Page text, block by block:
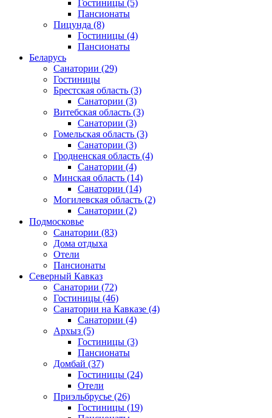
Гостиницы (5)
Пансионаты
Пицунда (8)
Гостиницы (4)
Пансионаты
Беларусь
Санатории (29)
Гостиницы
Брестская область (3)
Санатории (3)
Витебская область (3)
Санатории (3)
Гомельская область (3)
Санатории (3)
Гродненская область (4)
Санатории (4)
Минская область (14)
Санатории (14)
Могилевская область (2)
Санатории (2)
Подмосковье
Санатории (83)
Дома отдыха
Отели
Пансионаты
Северный Кавказ
Санатории (72)
Гостиницы (46)
Санатории на Кавказе (4)
Санатории (4)
Архыз (5)
Гостиницы (3)
Пансионаты
Домбай (37)
Гостиницы (24)
Отели
Приэльбрусье (26)
Гостиницы (19)